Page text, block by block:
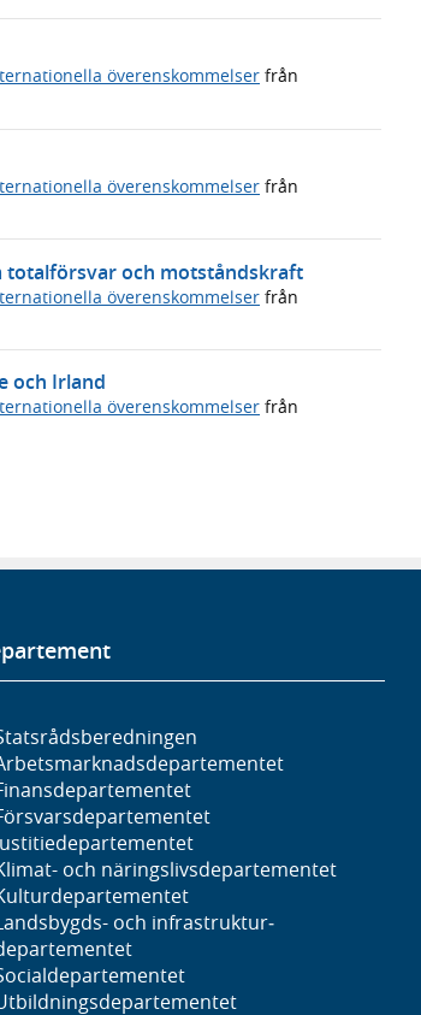
överenskommelser från
överenskommelser från
totalförsvar och motståndskraft
överenskommelser från
och Irland
överenskommelser från
och näringslivs­departementet
och infrastruktur­